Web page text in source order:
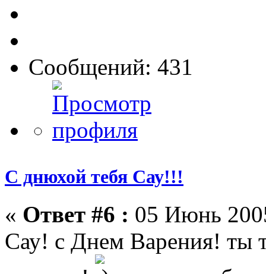
Сообщений: 431
С днюхой тебя Сау!!!
« Ответ #6 : 05 Июнь
Сау! с Днем Варения! ты